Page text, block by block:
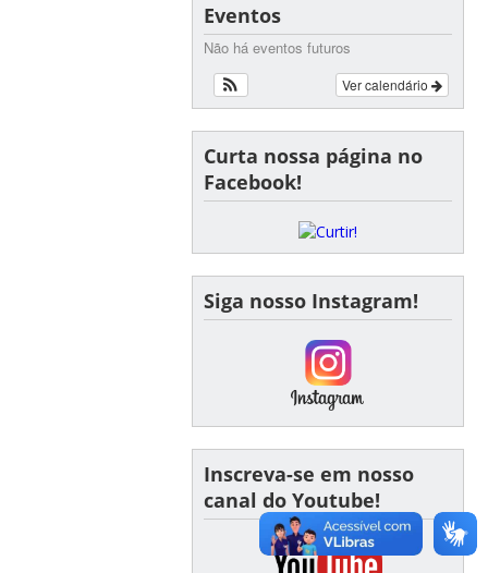
Eventos
Não há eventos futuros
Ver calendário
Curta nossa página no
Facebook!
Siga nosso Instagram!
Inscreva-se em nosso
canal do Youtube!